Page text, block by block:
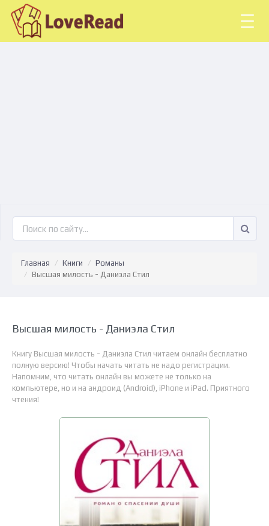
Главная Книги
Романы
Высшая милость - Даниэла Стил
Высшая милость - Даниэла Стил
Книгу Высшая милость - Даниэла Стил читаем онлайн бесплатно
полную версию! Чтобы начать читать не надо регистрации.
Напомним, что читать онлайн вы можете не только на
компьютере, но и на андроид (Android), iPhone и iPad. Приятного
чтения!